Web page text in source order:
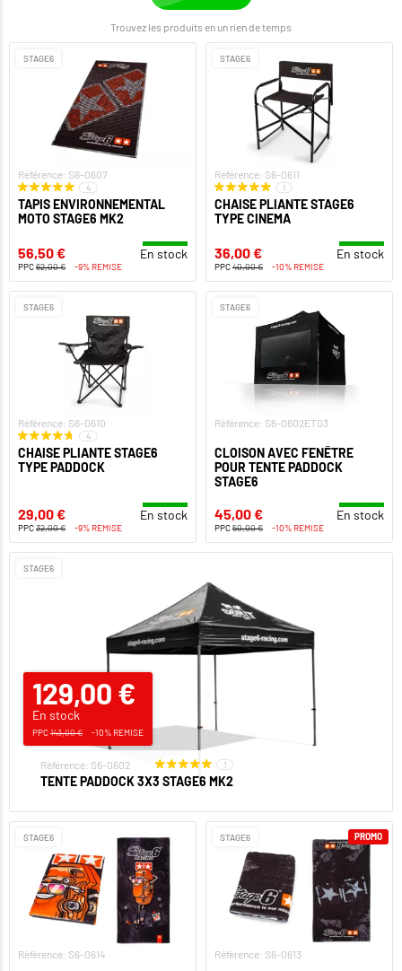
Trouvez les produits en un rien de temps
STAGE6
Référence: S6-0607
4
TAPIS ENVIRONNEMENTAL
MOTO STAGE6 MK2
56,50 € En stock
PPC62,00 € -9% REMISE
STAGE6
Référence: S6-0611
1
CHAISE PLIANTE STAGE6
TYPE CINEMA
36,00 € En stock
PPC40,00 € -10% REMISE
STAGE6
Référence: S6-0610
4
CHAISE PLIANTE STAGE6
TYPE PADDOCK
29,00 € En stock
PPC32,00 € -9% REMISE
STAGE6
Référence: S6-0602ET03
CLOISON AVEC FENÊTRE
POUR TENTE PADDOCK
STAGE6
45,00 € En stock
PPC50,00 € -10% REMISE
STAGE6
Référence: S6-0602 1
TENTE PADDOCK 3X3 STAGE6 MK2
129,00 €
En stock
PPC143,00 € -10% REMISE
STAGE6
Référence: S6-0614
STAGE6
Référence: S6-0613
PROMO